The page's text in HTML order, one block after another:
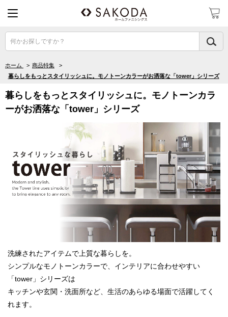
何かお探しですか？
ホーム > 商品特集
>
暮らしをもっとスタイリッシュに。モノトーンカラーがお洒落な「tower」シリーズ
暮らしをもっとスタイリッシュに。モノトーンカラ
ーがお洒落な「tower」シリーズ
洗練されたアイテムで上質な暮らしを。
シンプルなモノトーンカラーで、インテリアに合わせやすい
「tower」シリーズは
キッチンや玄関・洗面所など、生活のあらゆる場面で活躍してく
れます。